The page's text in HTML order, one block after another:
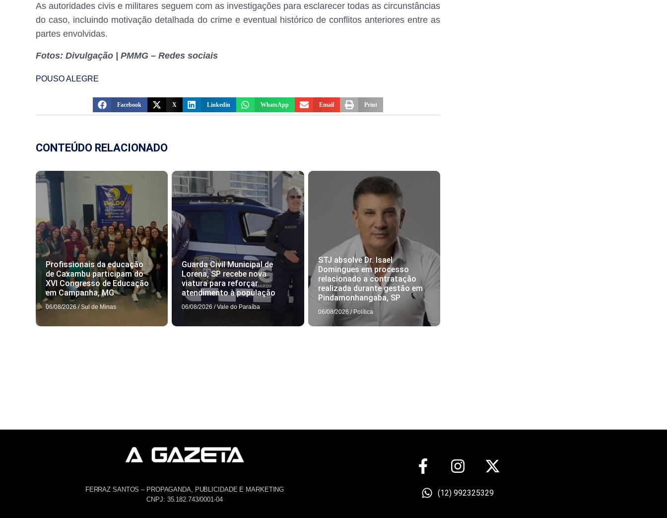
As autoridades civis e militares seguem com as investigações para esclarecer todas as circunstâncias
do caso, incluindo motivação detalhada do crime e eventual histórico de conflitos anteriores entre as
partes envolvidas.
Fotos: Divulgação | PMMG – Redes sociais
POUSO ALEGRE
Facebook X Linkedin WhatsApp Email Print
CONTEÚDO RELACIONADO
Profissionais da educação
de Caxambu participam do
XVI Congresso de Educação
em Campanha, MG
06/08/2026 / Sul de Minas
Guarda Civil Municipal de
Lorena, SP recebe nova
viatura para reforçar
atendimento à população
06/08/2026 / Vale do Paraíba
STJ absolve Dr. Isael
Domingues em processo
relacionado a contratação
realizada durante gestão em
Pindamonhangaba, SP
06/08/2026 / Política
FERRAZ SANTOS – PROPAGANDA, PUBLICIDADE E MARKETING
CNPJ: 35.182.743/0001-04
(12) 992325329